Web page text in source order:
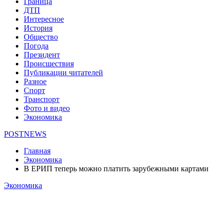
ДТП
Интересное
История
Общество
Погода
Президент
Происшествия
Публикации читателей
Разное
Спорт
Транспорт
Фото и видео
Экономика
POSTNEWS
Главная
Экономика
В ЕРИП теперь можно платить зарубежными картами
Экономика